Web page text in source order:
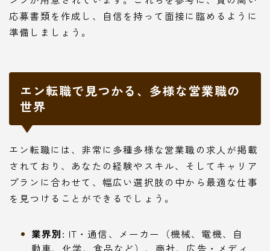
応募書類を作成し、自信を持って面接に臨めるように
準備しましょう。
エン転職で見つかる、多様な営業職の
世界
エン転職には、非常に多種多様な営業職の求人が掲載
されており、あなたの経験やスキル、そしてキャリア
プランに合わせて、幅広い選択肢の中から最適な仕事
を見つけることができるでしょう。
業界別: IT・通信、メーカー（機械、電機、自
動車、化学、食品など）、商社、広告・メディ